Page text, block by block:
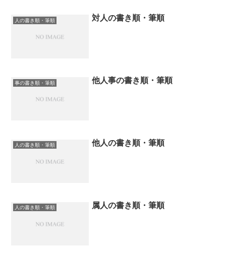
人の書き順・筆順 対人の書き順・筆順
事の書き順・筆順 他人事の書き順・筆順
人の書き順・筆順 他人の書き順・筆順
人の書き順・筆順 属人の書き順・筆順